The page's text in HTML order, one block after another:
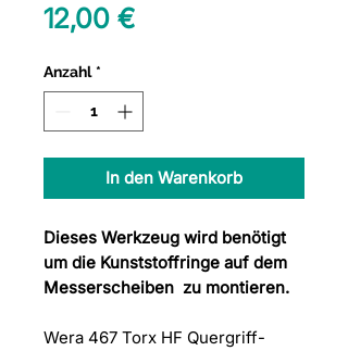
12,00 €Preis
Anzahl *
In den Warenkorb
Dieses Werkzeug wird benötigt
um die Kunststoffringe auf dem
Messerscheiben zu montieren.
Wera 467 Torx HF Quergriff-